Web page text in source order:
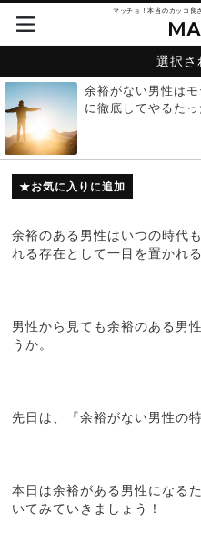
マッチョ！本当のカッコ良
選択さ
余裕がない男性は
に徹底してやるた
お気に入りに追加
余裕のある男性はいつの時代
れる存在として一目を置かれ
男性から見ても余裕のある男
うか。
先日は、『余裕がない男性の
本日は余裕がある男性になる
いてみていきましょう！